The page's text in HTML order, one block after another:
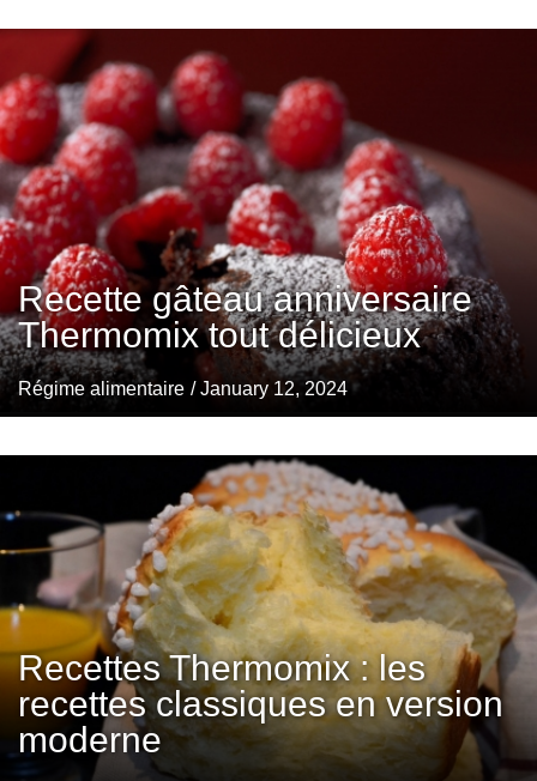
Recette gâteau anniversaire
Thermomix tout délicieux
Régime alimentaire / January 12, 2024
Recettes Thermomix : les
recettes classiques en version
moderne